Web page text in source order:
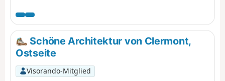
einem Turm gekrönt wird, einem Überrest einer
mittelalterlichen Burg.
Schöne Architektur von Clermont,
Ostseite
Visorando-Mitglied